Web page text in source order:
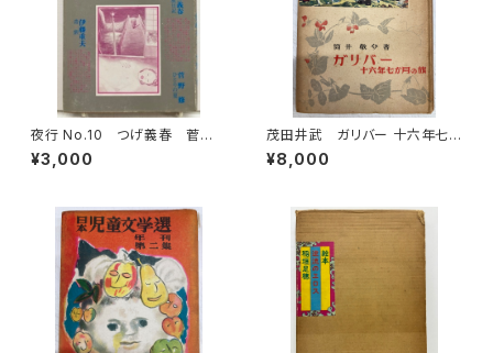
夜行 No.10 つげ義春 菅野
修 伊藤重夫 湊谷夢吉 梶
井純 1981年 高野慎三 北
¥3,000
茂田井武 ガリバー 十六年七
か月の旅 筒井敬介 大雅堂
世界少年文学選集 昭和23年
¥8,000